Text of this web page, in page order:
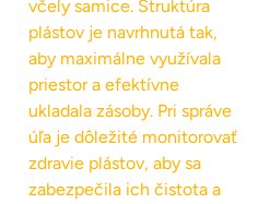
včely samice. Štruktúra
plástov je navrhnutá tak,
aby maximálne využívala
priestor a efektívne
ukladala zásoby. Pri správe
úľa je dôležité monitorovať
zdravie plástov, aby sa
zabezpečila ich čistota a